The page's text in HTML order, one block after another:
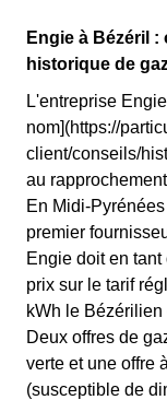
Engie à Bézéril
historique de
L'entreprise
nom](https://
client/conseils/
au
En Midi-
premier
Engie doit en
prix sur le tarif
kWh le
Deux offres de
verte et une offre
(susceptible de